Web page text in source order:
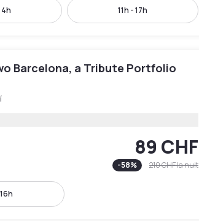
11h - 17h
Barcelona, a Tribute Portfolio
89 CHF
-58% 210 CHFla nuit